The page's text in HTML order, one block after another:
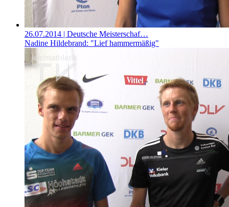
26.07.2014 | Deutsche Meisterschaf…
Nadine Hildebrand: "Lief hammermäßig"